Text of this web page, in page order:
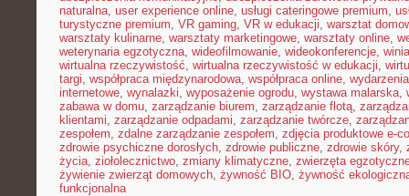
naturalna, user experience online, usługi cateringowe premium,
turystyczne premium, VR gaming, VR w edukacji, warsztat
warsztaty kulinarne, warsztaty marketingowe, warsztaty online,
weterynaria egzotyczna, wideofilmowanie, wideokonferencje,
wirtualna rzeczywistość, wirtualna rzeczywistość w edukacji,
targi, współpraca międzynarodowa, współpraca online,
internetowe, wynalazki, wyposażenie ogrodu, wystawa malarska,
zabawa w domu, zarządzanie biurem, zarządzanie flotą,
klientami, zarządzanie odpadami, zarządzanie twórcze,
zespołem, zdalne zarządzanie zespołem, zdjęcia produktowe e-
zdrowie psychiczne dorosłych, zdrowie publiczne, zdrowie skóry,
życia, ziołolecznictwo, zmiany klimatyczne, zwierzęta
żywienie zwierząt domowych, żywność BIO, żywność
funkcjonalna